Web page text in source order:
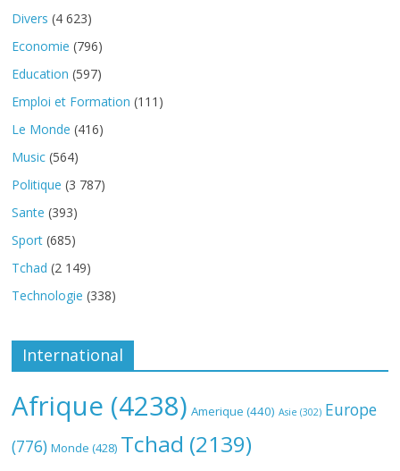
Divers (4 623)
Economie (796)
Education (597)
Emploi et Formation (111)
Le Monde (416)
Music (564)
Politique (3 787)
Sante (393)
Sport (685)
Tchad (2 149)
Technologie (338)
International
Afrique (4238) Amerique (440) Asie (302) Europe
(776) Monde (428) Tchad (2139)